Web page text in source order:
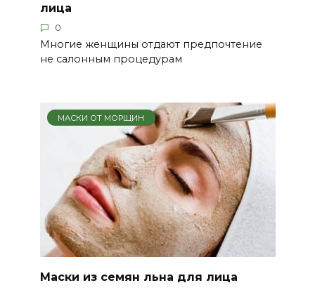
лица
0
Многие женщины отдают предпочтение
не салонным процедурам
МАСКИ ОТ МОРЩИН
Маски из семян льна для лица